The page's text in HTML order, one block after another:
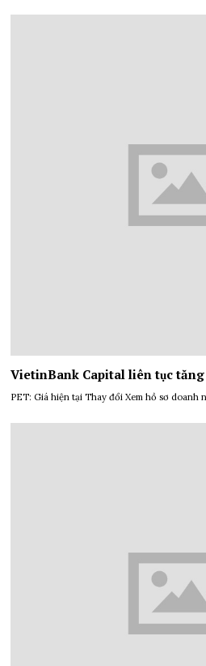
VietinBank Capital liên tục
PET: Giá hiện tại Thay đổi Xem hồ sơ